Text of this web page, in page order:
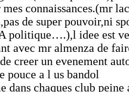
connaissances.(mr
de super pouvoir,ni
politique….),l idee est
avec mr almenza de
creer un evenement
pouce a l us bandol
dans chaques club peine